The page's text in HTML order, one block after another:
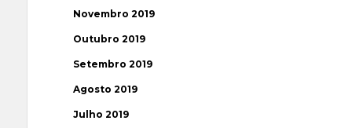
Novembro 2019
Outubro 2019
Setembro 2019
Agosto 2019
Julho 2019